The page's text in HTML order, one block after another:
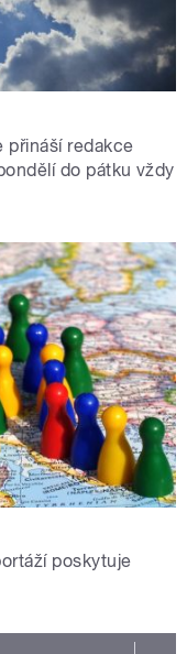
přináší redakce
do pátku vždy
poskytuje